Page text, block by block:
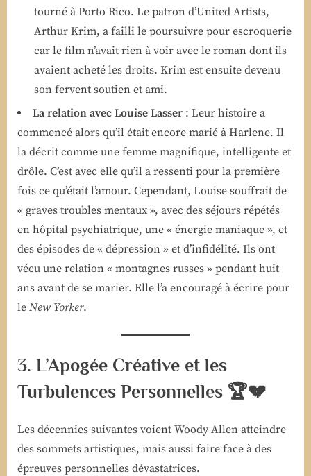
tourné à Porto Rico. Le patron d’United Artists,
Arthur Krim, a failli le poursuivre pour escroquerie
car le film n’avait rien à voir avec le roman dont ils
avaient acheté les droits. Krim est ensuite devenu
son fervent soutien et ami.
La relation avec Louise Lasser : Leur histoire a
commencé alors qu’il était encore marié à Harlene. Il
la décrit comme une femme magnifique, intelligente et
drôle. C’est avec elle qu’il a ressenti pour la première
fois ce qu’était l’amour. Cependant, Louise souffrait de
« graves troubles mentaux », avec des séjours répétés
en hôpital psychiatrique, une « énergie maniaque », et
des épisodes de « dépression » et d’infidélité. Ils ont
vécu une relation « montagnes russes » pendant huit
ans avant de se marier. Elle l’a encouragé à écrire pour
le New Yorker.
3. L’Apogée Créative et les
Turbulences Personnelles 🏆💔
Les décennies suivantes voient Woody Allen atteindre
des sommets artistiques, mais aussi faire face à des
épreuves personnelles dévastatrices.